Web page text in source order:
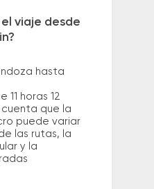
viaje desde
hasta
horas 12
cuenta que la
puede variar
las rutas, la
y la